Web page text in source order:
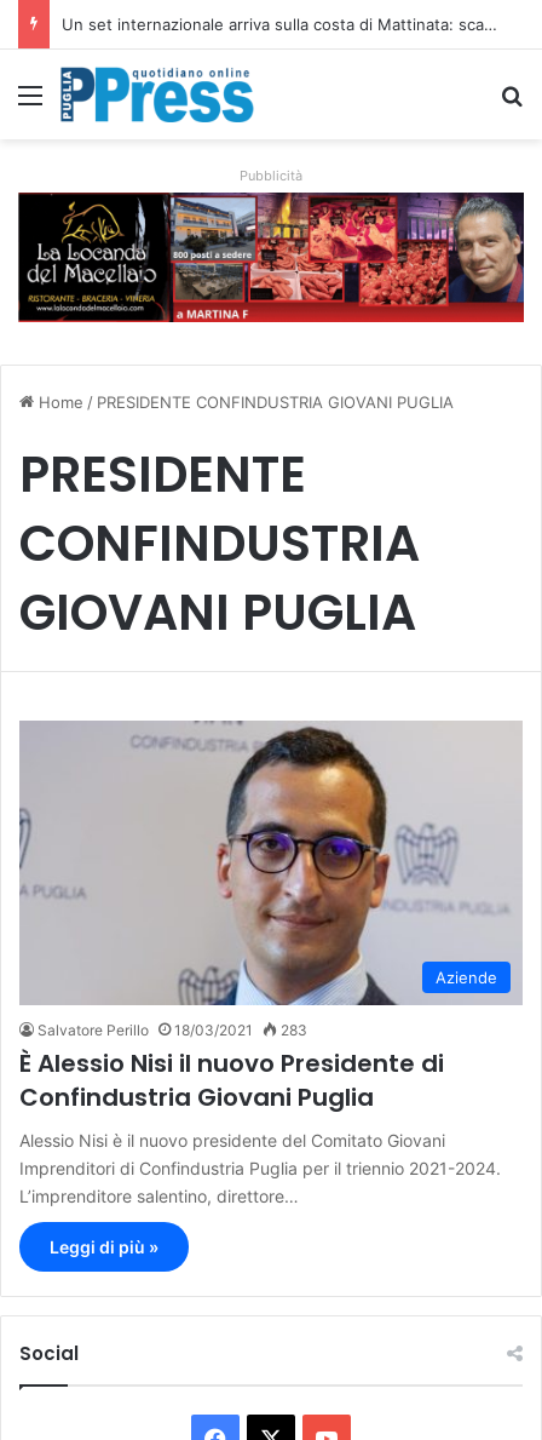
Un set internazionale arriva sulla costa di Mattinata: scattano i divieti alla Baia dei Faraglioni
Menu
Pubblicità
Home / PRESIDENTE CONFINDUSTRIA GIOVANI PUGLIA
PRESIDENTE
CONFINDUSTRIA
GIOVANI PUGLIA
Aziende
Salvatore Perillo 18/03/2021 283
È Alessio Nisi il nuovo Presidente di
Confindustria Giovani Puglia
Alessio Nisi è il nuovo presidente del Comitato Giovani
Imprenditori di Confindustria Puglia per il triennio 2021-2024.
L’imprenditore salentino, direttore…
Leggi di più »
Social